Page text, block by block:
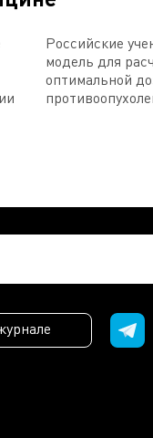
Российские
модель для
оптимальной